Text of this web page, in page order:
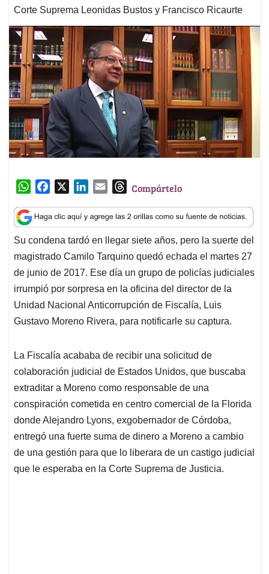
Corte Suprema Leonidas Bustos y Francisco Ricaurte
W
a
t
s
A
p
p
c
e
b
o
o
k
n
k
e
d
I
n
a
i
l
T
r
e
a
d
s
Compártelo
Su condena tardó en llegar siete años, pero la suerte del
magistrado Camilo Tarquino quedó echada el martes 27
de junio de 2017. Ese día un grupo de policías judiciales
irrumpió por sorpresa en la oficina del director de la
Unidad Nacional Anticorrupción de Fiscalía, Luis
Gustavo Moreno Rivera, para notificarle su captura.
La Fiscalía acababa de recibir una solicitud de
colaboración judicial de Estados Unidos, que buscaba
extraditar a Moreno como responsable de una
conspiración cometida en centro comercial de la Florida
donde Alejandro Lyons, exgobernador de Córdoba,
entregó una fuerte suma de dinero a Moreno a cambio
de una gestión para que lo liberara de un castigo judicial
que le esperaba en la Corte Suprema de Justicia.